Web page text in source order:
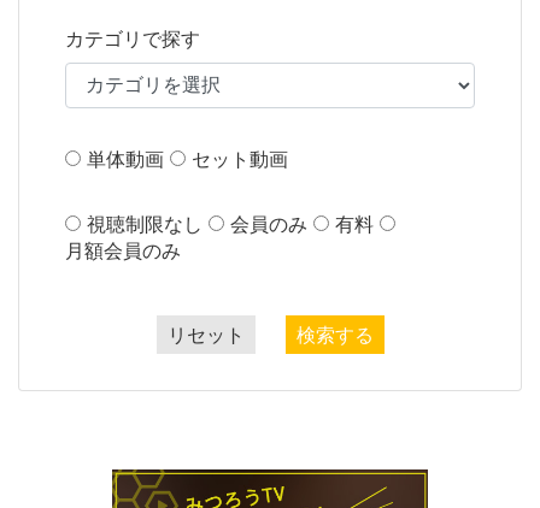
カテゴリで探す
単体動画 セット動画
視聴制限なし 会員のみ
有料
月額会員のみ
リセット 検索する